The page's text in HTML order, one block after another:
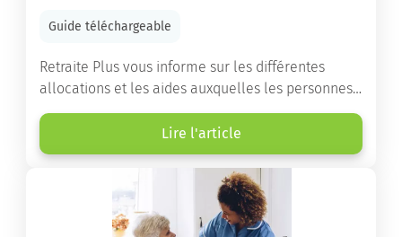
Guide téléchargeable
Retraite Plus vous informe sur les différentes
allocations et les aides auxquelles les personnes
âgées ont droit pour financer un séjour en maison
de retraite ou un maintien à domicile.
Lire l'article